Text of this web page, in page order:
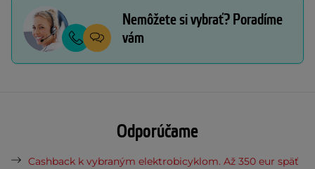
Nemôžete si vybrať? Poradíme
vám
Odporúčame
Cashback k vybraným elektrobicyklom. Až 350 eur späť